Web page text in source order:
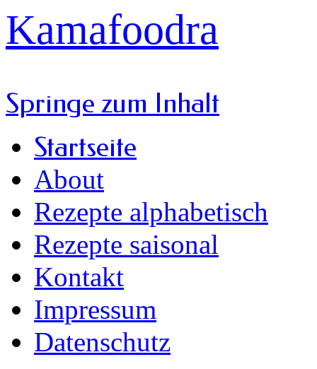
Kamafoodra
Springe zum Inhalt
Startseite
About
Rezepte alphabetisch
Rezepte saisonal
Kontakt
Impressum
Datenschutz